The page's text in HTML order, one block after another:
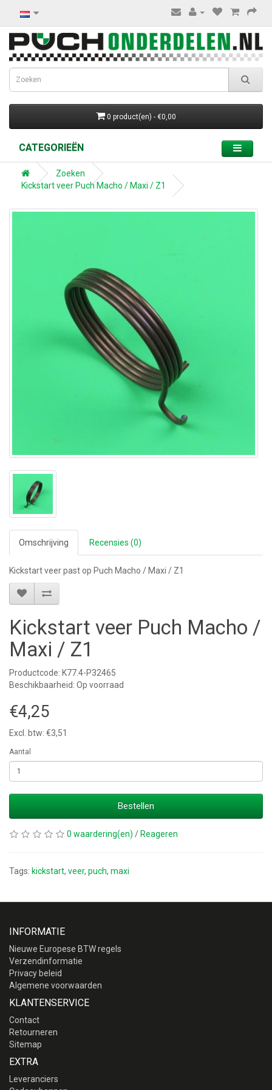
0 product(en) - €0,00
CATEGORIEËN
Zoeken
Kickstart veer Puch Macho / Maxi / Z1
Omschrijving Recensies (0)
Kickstart veer past op Puch Macho / Maxi / Z1
Kickstart veer Puch Macho /
Maxi / Z1
Productcode: K77.4-P32465
Beschikbaarheid: Op voorraad
€4,25
Excl. btw: €3,51
Aantal
Bestellen
0 waardering(en) / Reageren
Tags: kickstart, veer, puch, maxi
INFORMATIE
Nieuwe Europese BTW regels
Verzendinformatie
Privacy beleid
Algemene voorwaarden
KLANTENSERVICE
Contact
Retourneren
Sitemap
EXTRA
Leveranciers